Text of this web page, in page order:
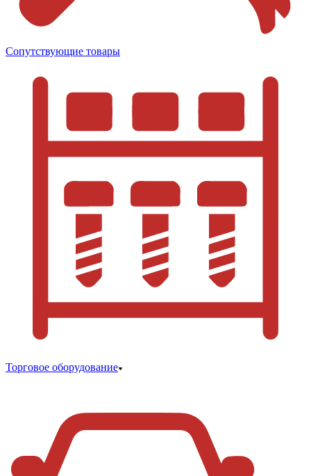
Сопутствующие товары
Торговое оборудование